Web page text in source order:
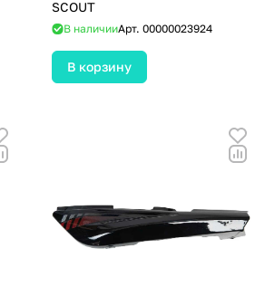
SCOUT
В наличииАрт. 00000023924
В корзину